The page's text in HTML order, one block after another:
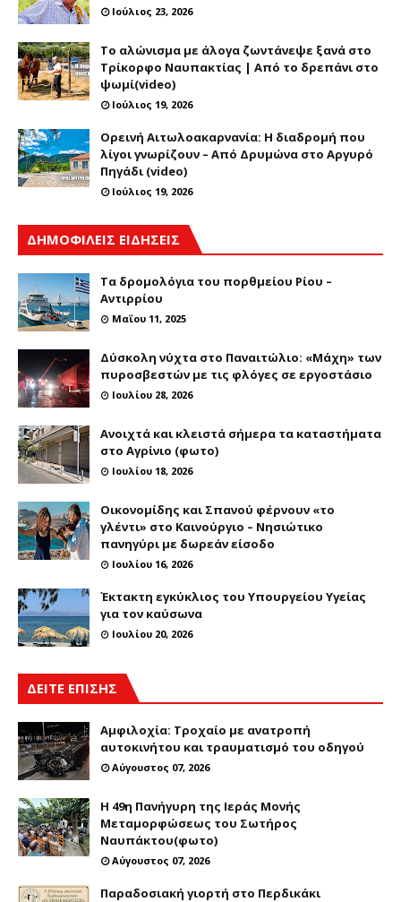
Ιούλιος 23, 2026
Το αλώνισμα με άλογα ζωντάνεψε ξανά στο
Τρίκορφο Ναυπακτίας | Από το δρεπάνι στο
ψωμί(video)
Ιούλιος 19, 2026
Ορεινή Αιτωλοακαρνανία: Η διαδρομή που
λίγοι γνωρίζουν – Από Δρυμώνα στο Αργυρό
Πηγάδι (video)
Ιούλιος 19, 2026
ΔΗΜΟΦΙΛΕΙΣ ΕΙΔΗΣΕΙΣ
Τα δρομολόγια του πορθμείου Ρίου –
Αντιρρίου
Μαΐου 11, 2025
Δύσκολη νύχτα στο Παναιτώλιο: «Μάχη» των
πυροσβεστών με τις φλόγες σε εργοστάσιο
Ιουλίου 28, 2026
Ανοιχτά και κλειστά σήμερα τα καταστήματα
στο Αγρίνιο (φωτο)
Ιουλίου 18, 2026
Οικονομίδης και Σπανού φέρνουν «το
γλέντι» στο Καινούργιο – Νησιώτικο
πανηγύρι με δωρεάν είσοδο
Ιουλίου 16, 2026
Έκτακτη εγκύκλιος του Υπουργείου Υγείας
για τον καύσωνα
Ιουλίου 20, 2026
ΔΕΙΤΕ ΕΠΙΣΗΣ
Αμφιλοχία: Τροχαίο με ανατροπή
αυτοκινήτου και τραυματισμό του οδηγού
Αύγουστος 07, 2026
Η 49η Πανήγυρη της Ιεράς Μονής
Μεταμορφώσεως του Σωτήρος
Ναυπάκτου(φωτο)
Αύγουστος 07, 2026
Παραδοσιακή γιορτή στο Περδικάκι